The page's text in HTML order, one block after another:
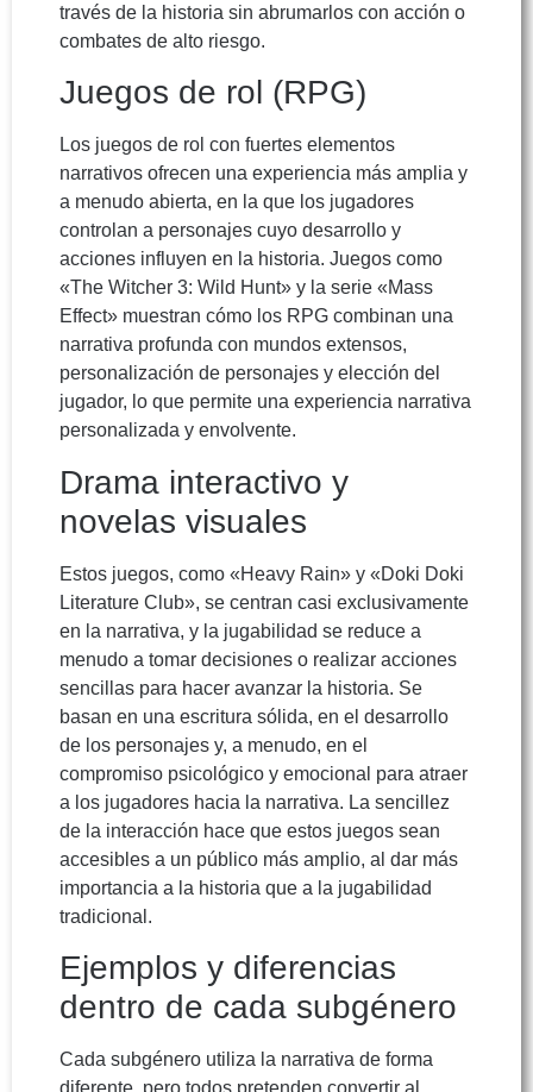
través de la historia sin abrumarlos con acción o
combates de alto riesgo.
Juegos de rol (RPG)
Los juegos de rol con fuertes elementos
narrativos ofrecen una experiencia más amplia y
a menudo abierta, en la que los jugadores
controlan a personajes cuyo desarrollo y
acciones influyen en la historia. Juegos como
«The Witcher 3: Wild Hunt» y la serie «Mass
Effect» muestran cómo los RPG combinan una
narrativa profunda con mundos extensos,
personalización de personajes y elección del
jugador, lo que permite una experiencia narrativa
personalizada y envolvente.
Drama interactivo y
novelas visuales
Estos juegos, como «Heavy Rain» y «Doki Doki
Literature Club», se centran casi exclusivamente
en la narrativa, y la jugabilidad se reduce a
menudo a tomar decisiones o realizar acciones
sencillas para hacer avanzar la historia. Se
basan en una escritura sólida, en el desarrollo
de los personajes y, a menudo, en el
compromiso psicológico y emocional para atraer
a los jugadores hacia la narrativa. La sencillez
de la interacción hace que estos juegos sean
accesibles a un público más amplio, al dar más
importancia a la historia que a la jugabilidad
tradicional.
Ejemplos y diferencias
dentro de cada subgénero
Cada subgénero utiliza la narrativa de forma
diferente, pero todos pretenden convertir al